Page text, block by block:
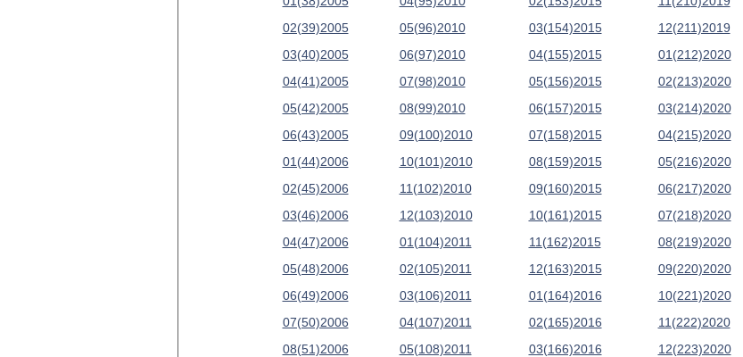
02(39)2005
03(40)2005
04(41)2005
05(42)2005
06(43)2005
01(44)2006
02(45)2006
03(46)2006
04(47)2006
05(48)2006
06(49)2006
07(50)2006
08(51)2006
05(96)2010
06(97)2010
07(98)2010
08(99)2010
09(100)2010
10(101)2010
11(102)2010
12(103)2010
01(104)2011
02(105)2011
03(106)2011
04(107)2011
05(108)2011
03(154)2015
04(155)2015
05(156)2015
06(157)2015
07(158)2015
08(159)2015
09(160)2015
10(161)2015
11(162)2015
12(163)2015
01(164)2016
02(165)2016
03(166)2016
12(211)2019
01(212)2020
02(213)2020
03(214)2020
04(215)2020
05(216)2020
06(217)2020
07(218)2020
08(219)2020
09(220)2020
10(221)2020
11(222)2020
12(223)2020